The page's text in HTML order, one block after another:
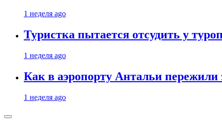
1 неделя ago
Туристка пытается отсудить у
1 неделя ago
Как в аэропорту Антальи
1 неделя ago